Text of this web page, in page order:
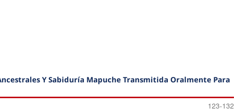
Y Sabiduría Mapuche Transmitida Oralmente Para
123-132